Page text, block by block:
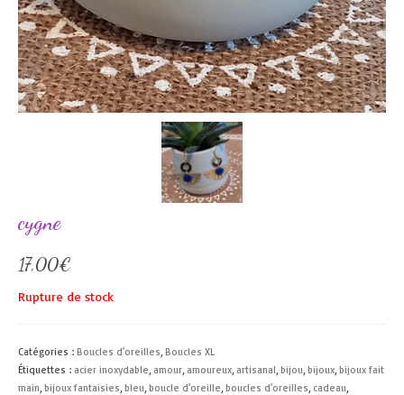
cygne
17,00€
Rupture de stock
Catégories : Boucles d'oreilles,Boucles XL
Étiquettes : acier inoxydable, amour, amoureux, artisanal,bijou,bijoux,bijoux fait
main,bijoux fantaisies,bleu,boucle d'oreille,boucles d'oreilles, cadeau,